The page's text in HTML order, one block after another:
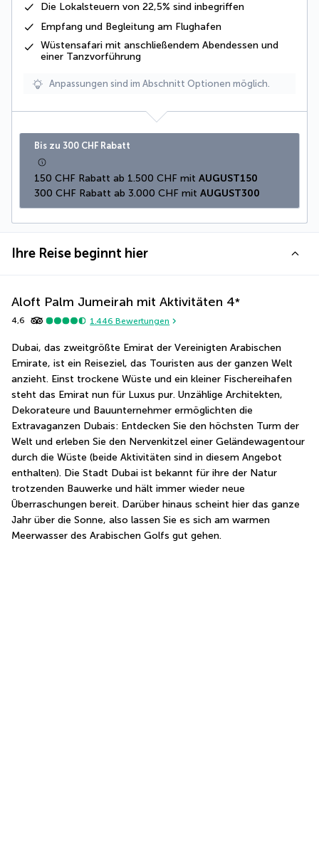
Die Lokalsteuern von 22,5% sind inbegriffen
Empfang und Begleitung am Flughafen
Wüstensafari mit anschließendem Abendessen und
einer Tanzvorführung
Anpassungen sind im Abschnitt Optionen möglich.
Bis zu 300 CHF Rabatt
150 CHF Rabatt ab 1.500 CHF mit AUGUST150
300 CHF Rabatt ab 3.000 CHF mit AUGUST300
Ihre Reise beginnt hier
Aloft Palm Jumeirah mit Aktivitäten 4*
4,6 1.446 Bewertungen
Dubai, das zweitgrößte Emirat der Vereinigten Arabischen
Emirate, ist ein Reiseziel, das Touristen aus der ganzen Welt
anzieht. Einst trockene Wüste und ein kleiner Fischereihafen
steht das Emirat nun für Luxus pur. Unzählige Architekten,
Dekorateure und Bauunternehmer ermöglichten die
Extravaganzen Dubais: Entdecken Sie den höchsten Turm der
Welt und erleben Sie den Nervenkitzel einer Geländewagentour
durch die Wüste (beide Aktivitäten sind in diesem Angebot
enthalten). Die Stadt Dubai ist bekannt für ihre der Natur
trotzenden Bauwerke und hält immer wieder neue
Überraschungen bereit. Darüber hinaus scheint hier das ganze
Jahr über die Sonne, also lassen Sie es sich am warmen
Meerwasser des Arabischen Golfs gut gehen.